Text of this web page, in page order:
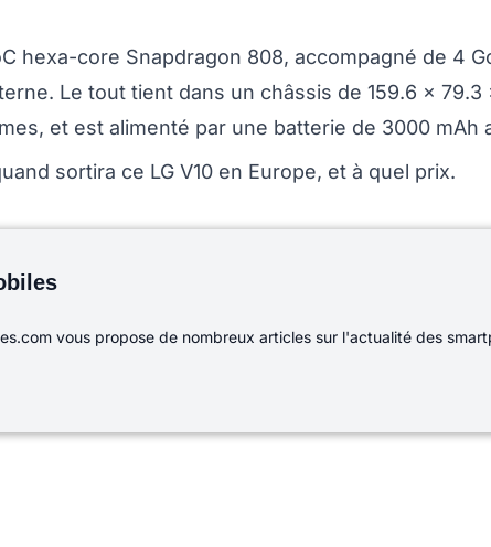
hexa-core Snapdragon 808, accompagné de 4
Le tout tient dans un châssis de 159.6 x 79.3
et est alimenté par une batterie de 3000 mAh
sortira ce LG V10 en Europe, et à quel prix.
vous propose de nombreux articles sur l'actualité des